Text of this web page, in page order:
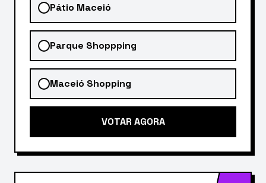
Pátio Maceió
Parque Shoppping
Maceió Shopping
VOTAR AGORA